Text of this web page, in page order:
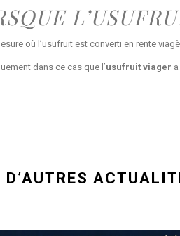
où l’usufruit est converti en rente
dans ce cas que l’usufruit viager
D’AUTRES